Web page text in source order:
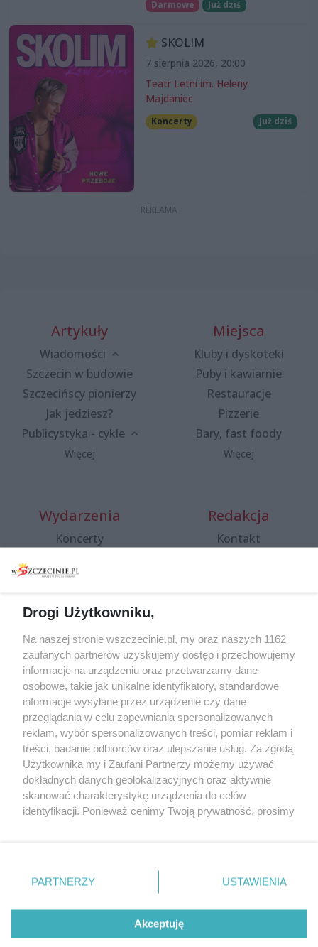
Darmowe
Już dziś
SKOLIM
7 sierpnia 2026, 20:00
Teatr Letni im. Heleny
Majdaniec
Koncerty Już dziś
Artykuły
Wiadomości
Szczecin w budowie
Szczecińscy pionierzy
Jak jedziesz?
Publicystyka - cykle
Więcej
Miejsca
Kluby i dyskoteki
Puby i kawiarnie
Restauracje
Pizzerie
Bary, fast foody
Więcej
Wydarzenia
Koncerty
Spacery i oprowadzania
targi
Wernisaże
Więcej
Redakcja
Kontakt
Specjalny koncert z okazji
20. urodzin portalu
wSzczecinie.pl
Regulamin konkursów
śniadaniówka "Hej
Szczecin! Jest piątek!"
Partnerzy
Praca Szczecin
© 2026 wSzczecinie.pl
Created by GOD
Drogi Użytkowniku,
Na naszej stronie wszczecinie.pl, my oraz naszych 1162
zaufanych partnerów uzyskujemy dostęp i przechowujemy
informacje na urządzeniu oraz przetwarzamy dane
osobowe, takie jak unikalne identyfikatory, standardowe
informacje wysyłane przez urządzenie czy dane
przeglądania w celu zapewniania spersonalizowanych
reklam, wybór spersonalizowanych treści, pomiar reklam i
treści, badanie odbiorców oraz ulepszanie usług. Za zgodą
Użytkownika my i Zaufani Partnerzy możemy używać
dokładnych danych geolokalizacyjnych oraz aktywnie
skanować charakterystykę urządzenia do celów
identyfikacji. Ponieważ cenimy Twoją prywatność, prosimy
prywatności znajdujący się w lewym dolnym rogu strony
. Niektóre rodzaje przetwarzania danych nie wymagają
takiemu przetwarzaniu. Preferencje będą miały
zastosowania tylko na tej witrynie.
PARTNERZY USTAWIENIA
Akceptuję